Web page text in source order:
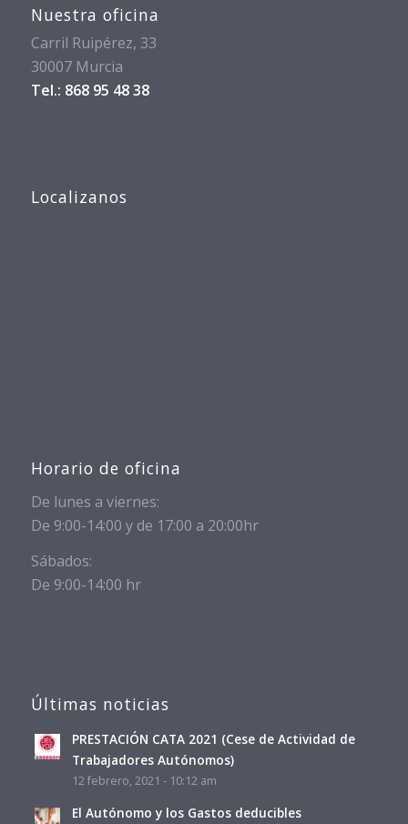
Nuestra oficina
Carril Ruipérez, 33
30007 Murcia
Tel.: 868 95 48 38
Localizanos
Horario de oficina
De lunes a viernes:
De 9:00-14:00 y de 17:00 a 20:00hr
Sábados:
De 9:00-14:00 hr
Últimas noticias
PRESTACIÓN CATA 2021 (Cese de Actividad de
Trabajadores Autónomos)
12 febrero, 2021 - 10:12 am
El Autónomo y los Gastos deducibles